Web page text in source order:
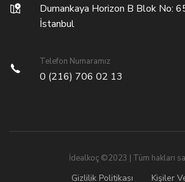
Dumankaya Horizon B Blok No:
İstanbul
Telefon Numaramız
0 (216) 706 02 13
İdealkoç ©2023 | Tüm hakları
Gizlilik Politikası Kişiler